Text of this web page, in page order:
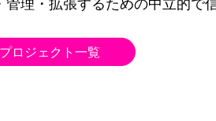
プロジェクト一覧